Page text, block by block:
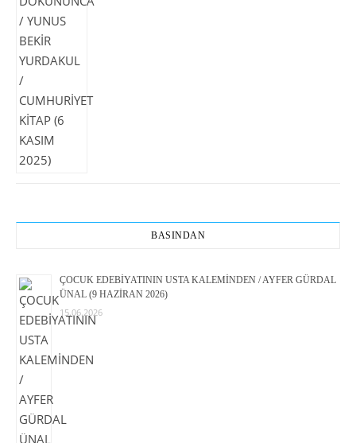
BASINDAN
ÇOCUK EDEBİYATININ USTA KALEMİNDEN / AYFER GÜRDAL
ÜNAL (9 HAZİRAN 2026)
15.06.2026